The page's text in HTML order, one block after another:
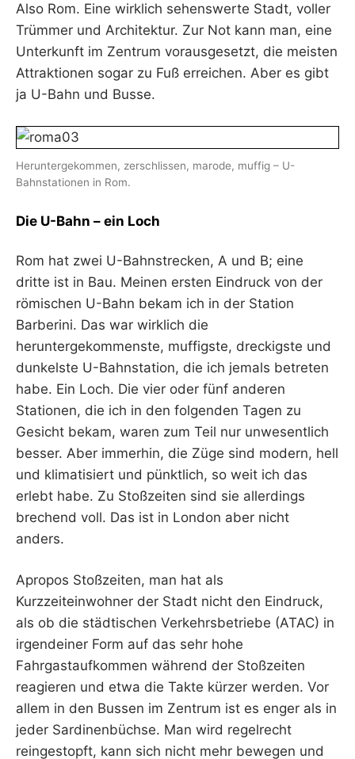
Also Rom. Eine wirklich sehenswerte Stadt, voller
Trümmer und Architektur. Zur Not kann man, eine
Unterkunft im Zentrum vorausgesetzt, die meisten
Attraktionen sogar zu Fuß erreichen. Aber es gibt
ja U-Bahn und Busse.
Heruntergekommen, zerschlissen, marode, muffig – U-
Bahnstationen in Rom.
Die U-Bahn – ein Loch
Rom hat zwei U-Bahnstrecken, A und B; eine
dritte ist in Bau. Meinen ersten Eindruck von der
römischen U-Bahn bekam ich in der Station
Barberini. Das war wirklich die
heruntergekommenste, muffigste, dreckigste und
dunkelste U-Bahnstation, die ich jemals betreten
habe. Ein Loch. Die vier oder fünf anderen
Stationen, die ich in den folgenden Tagen zu
Gesicht bekam, waren zum Teil nur unwesentlich
besser. Aber immerhin, die Züge sind modern, hell
und klimatisiert und pünktlich, so weit ich das
erlebt habe. Zu Stoßzeiten sind sie allerdings
brechend voll. Das ist in London aber nicht
anders.
Apropos Stoßzeiten, man hat als
Kurzzeiteinwohner der Stadt nicht den Eindruck,
als ob die städtischen Verkehrsbetriebe (ATAC) in
irgendeiner Form auf das sehr hohe
Fahrgastaufkommen während der Stoßzeiten
reagieren und etwa die Takte kürzer werden. Vor
allem in den Bussen im Zentrum ist es enger als in
jeder Sardinenbüchse. Man wird regelrecht
reingestopft, kann sich nicht mehr bewegen und